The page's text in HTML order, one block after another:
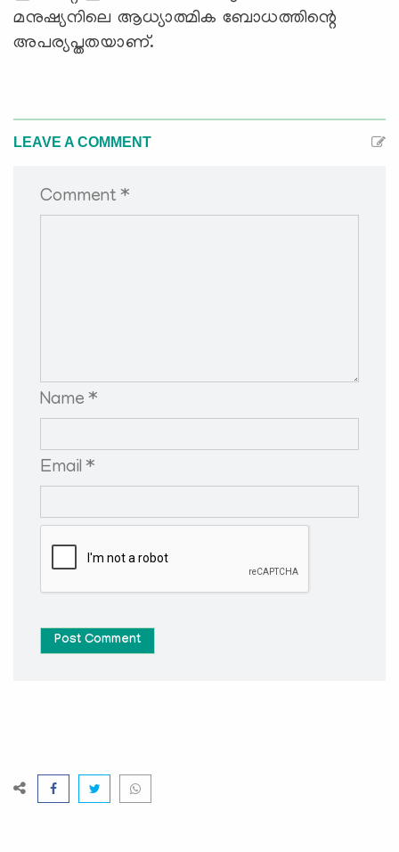
മനുഷ്യനിലെ ആധ്യാത്മിക ബോധത്തിന്റെ
അപര്യപ്തതയാണ്.
LEAVE A COMMENT
Comment *
Name *
Email *
Post Comment